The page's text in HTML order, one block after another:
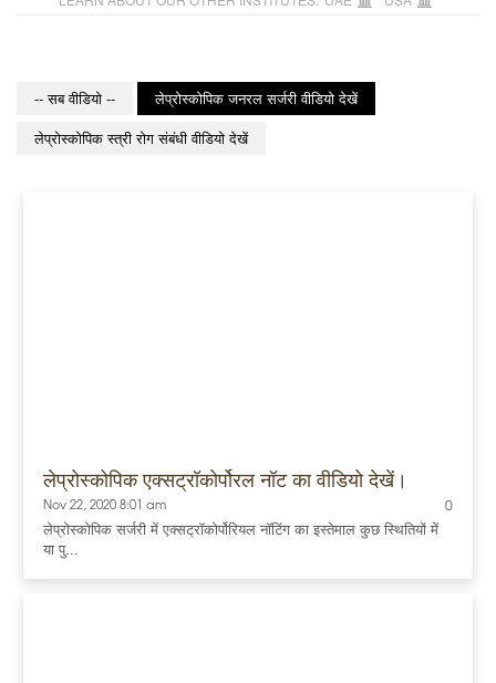
-- सब वीडियो --
लेप्रोस्कोपिक जनरल सर्जरी वीडियो देखें
लेप्रोस्कोपिक स्त्री रोग संबंधी वीडियो देखें
लेप्रोस्कोपिक एक्सट्रॉकोर्पोरल नॉट का वीडियो देखें।
Nov 22, 2020 8:01 am 0
लेप्रोस्कोपिक सर्जरी में एक्सट्रॉकोर्पोरियल नॉटिंग का इस्तेमाल कुछ स्थितियों में
या पु...